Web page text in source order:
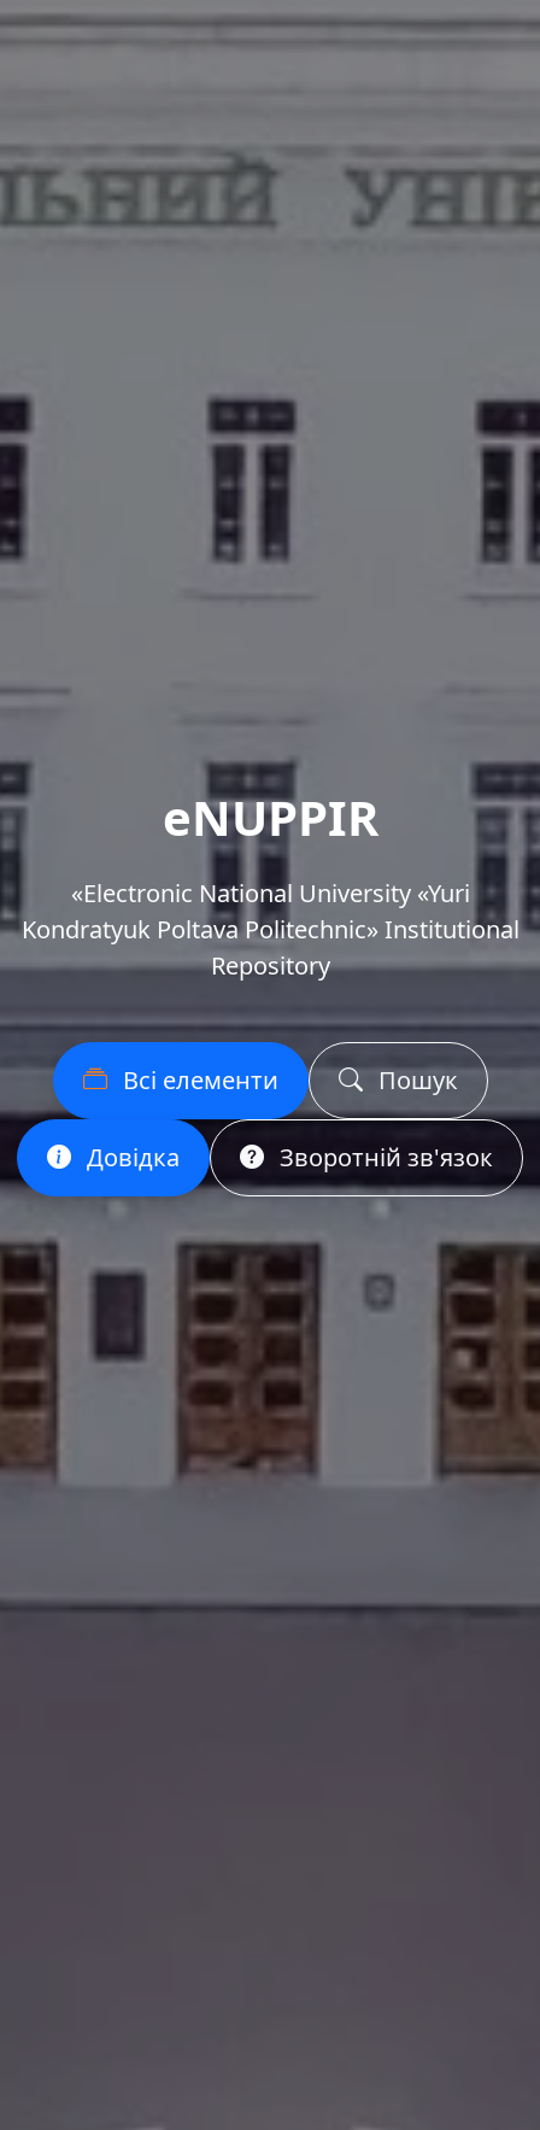
eNUPPIR
«Еlectronic National University «Yuri
Kondratyuk Poltava Politechnic» Institutional
Repository
Всі елементи Пошук
Довідка Зворотній зв'язок